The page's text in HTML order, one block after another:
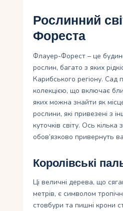
Рослинний
Фореста
Флауер-Форест – це
рослин, багато з яких
Карибського регіону. Сад
колекцією, що включає
яких можна знайти як
рослини, які привезені з
куточків світу. Ось кілька
обов’язково привернуть
Королівські
Ці величні дерева, що
метрів, є символом
стовбури та пишні крони